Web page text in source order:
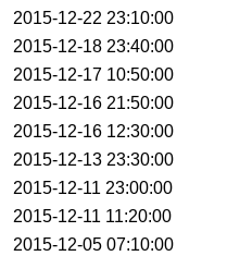
2015-12-22 23:10:00
2015-12-18 23:40:00
2015-12-17 10:50:00
2015-12-16 21:50:00
2015-12-16 12:30:00
2015-12-13 23:30:00
2015-12-11 23:00:00
2015-12-11 11:20:00
2015-12-05 07:10:00